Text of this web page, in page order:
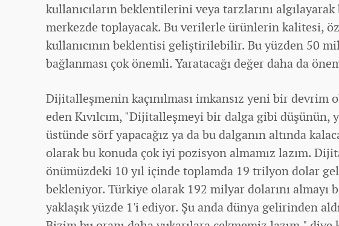
kullanıcıların beklentilerini veya tarzlarını
merkezde toplayacak. Bu verilerle ürünlerin kalitesi,
kullanıcının beklentisi geliştirilebilir. Bu yüzden 50
bağlanması çok önemli. Yaratacağı değer daha da
Dijitalleşmenin kaçınılması imkansız yeni bir devrim
eden Kıvılcım, "Dijitalleşmeyi bir dalga gibi düşünün,
üstünde sörf yapacağız ya da bu dalganın altında
olarak bu konuda çok iyi pozisyon almamız lazım.
önümüzdeki 10 yıl içinde toplamda 19 trilyon dolar
bekleniyor. Türkiye olarak 192 milyar dolarını almayı
yaklaşık yüzde 1'i ediyor. Şu andadünyagelirinden